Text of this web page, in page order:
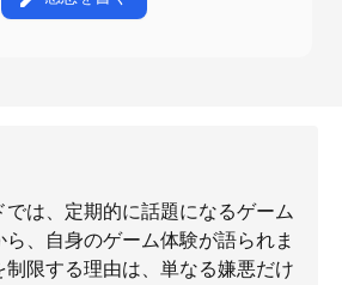
は、定期的に話題になるゲーム
、自身のゲーム体験が語られま
限する理由は、単なる嫌悪だけ